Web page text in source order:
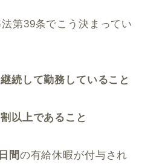
第39条でこう決まってい
続して勤務していること
以上であること
間の有給休暇が付与され